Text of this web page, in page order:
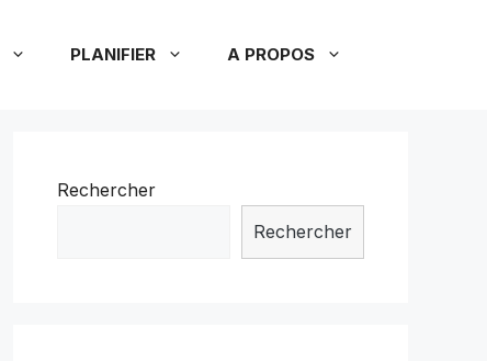
PLANIFIER A PROPOS
Rechercher
Rechercher